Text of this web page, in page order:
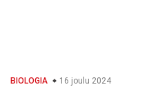
BIOLOGIA 16 joulu 2024